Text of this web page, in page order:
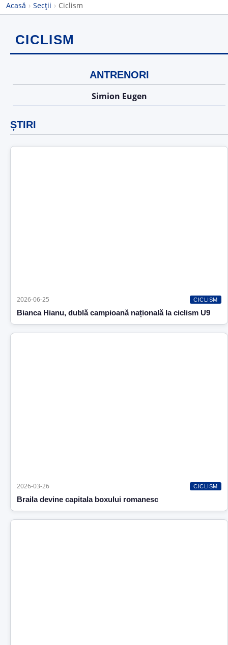
Acasă › Secții › Ciclism
CICLISM
ANTRENORI
Simion Eugen
ȘTIRI
2026-06-25 CICLISM
Bianca Hianu, dublă campioană națională la ciclism U9
2026-03-26 CICLISM
Braila devine capitala boxului romanesc